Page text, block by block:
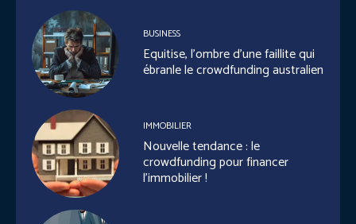
BUSINESS
Equitise, l’ombre d’une faillite qui
ébranle le crowdfunding australien
IMMOBILIER
Nouvelle tendance : le
crowdfunding pour financer
l’immobilier !